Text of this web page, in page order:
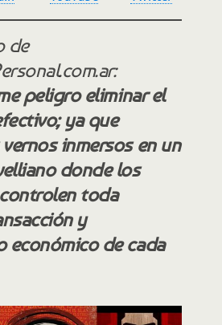
de
peligro eliminar el
ya que
inmersos en un
donde los
toda
y
económico de cada